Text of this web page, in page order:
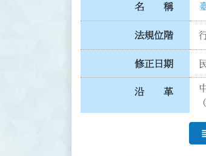
名 稱
法規位階
修正日期
沿 革